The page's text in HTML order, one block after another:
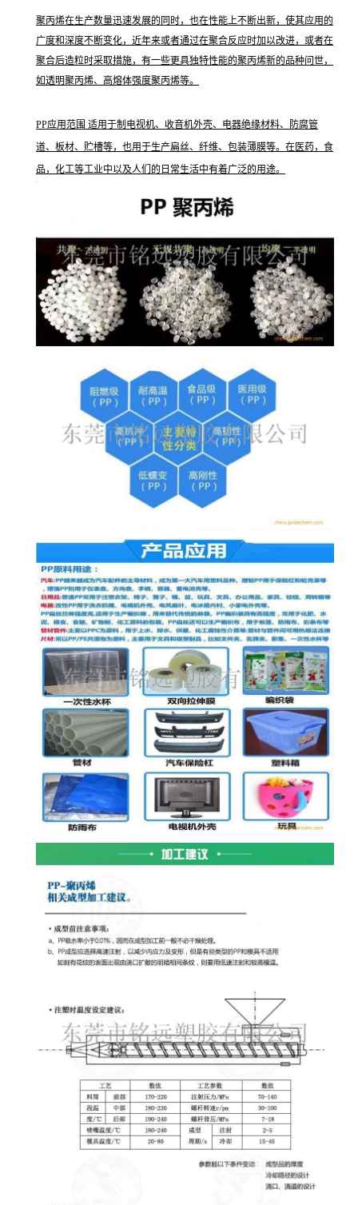
聚丙烯在生产数量迅速发展的同时，也在性能上不断出新，使其应用的
广度和深度不断变化，近年来或者通过在聚合反应时加以改进，或者在
聚合后造粒时采取措施，有一些更具独特性能的聚丙烯新的品种问世，
如透明聚丙烯、高熔体强度聚丙烯等。
PP应用范围 适用于制电视机、收音机外壳、电器绝缘材料、防腐管
道、板材、贮槽等，也用于生产扁丝、纤维、包装薄膜等。在医药，食
品，化工等工业中以及人们的日常生活中有着广泛的用途。